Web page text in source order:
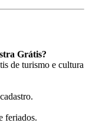
Grátis?
de turismo e cultura
feriados.